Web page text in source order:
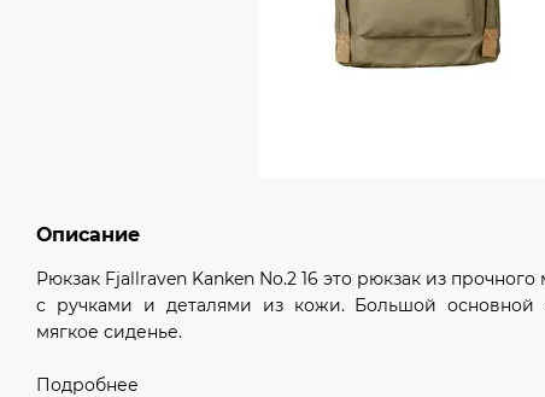
Описание
Рюкзак Fjallraven Kanken No.2 16 это рюкзак из
с ручками и деталями из кожи. Большой основной
мягкое сиденье.
Подробнее